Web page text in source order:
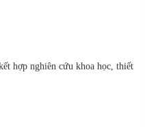
hợp nghiên cứu khoa học, thiết